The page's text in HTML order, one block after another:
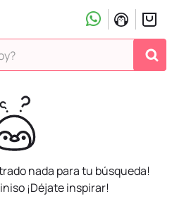
nada para tu búsqueda!
¡Déjate inspirar!